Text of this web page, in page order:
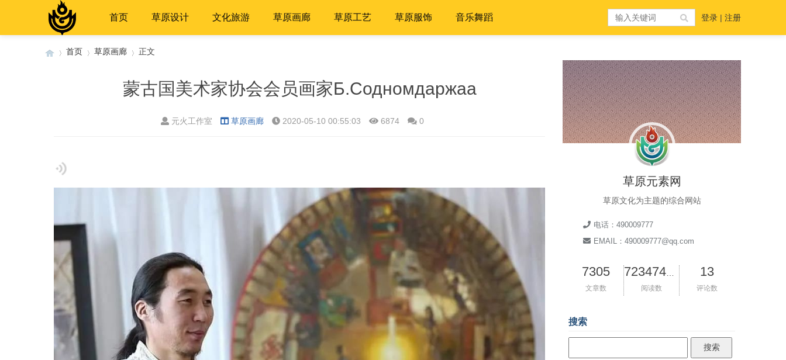
首页 草原设计 文化旅游 草原画廊 草原工艺 草原服饰 音乐舞蹈 登录 | 注册
首页 草原画廊 正文
蒙古国美术家协会会员画家Б.Содномдаржаа
元火工作室 草原画廊 2020-05-10 00:55:03 6874 0
草原元素网
草原文化为主题的综合网站
电话：490009777
EMAIL：490009777@qq.com
7305
文章数 阅读数
13
评论数
搜索